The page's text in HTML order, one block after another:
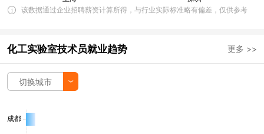
该数据通过企业招聘薪资计算所得，与行业实际标准略有偏差，仅供参考
化工实验室技术员就业趋势 更多 >>
切换城市